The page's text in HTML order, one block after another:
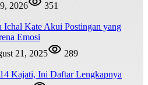
2026
351
Kate Akui Postingan yang
Emosi
21, 2025
289
Kajati, Ini Daftar Lengkapnya